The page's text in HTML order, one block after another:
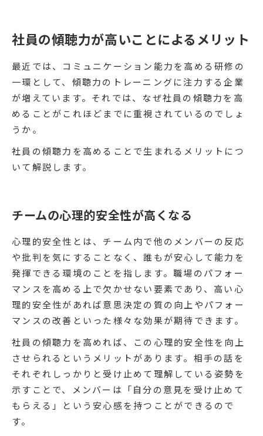
社員の傾聴力が高いことによるメリット
最近では、コミュニケーション能力を高める研修の
一環として、傾聴力のトレーニングに注力する企業
が増えています。それでは、なぜ社員の傾聴力を高
めることがこれほどまでに重視されているのでしょ
うか。
社員の傾聴力を高めることで生まれるメリットにつ
いて解説します。
チームの心理的安全性が高くなる
心理的安全性とは、チーム内で他のメンバーの反応
や批判を気にすることなく、誰もが安心して能力を
発揮できる環境のことを指します。職場のパフォー
マンスを高める上で欠かせない要素であり、高い心
理的安全性があれば意思決定の質の向上やパフォー
マンスの改善といった様々な効果が期待できます。
社員の傾聴力を高めれば、この心理的安全性を向上
させられるというメリットがあります。相手の話を
それぞれしっかりと受け止めて理解している姿勢を
示すことで、メンバーは「自分の意見を受け止めて
もらえる」という安心感を持つことができるので
す。